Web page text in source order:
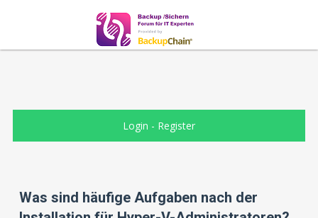
Login - Register
Was sind häufige Aufgaben nach der